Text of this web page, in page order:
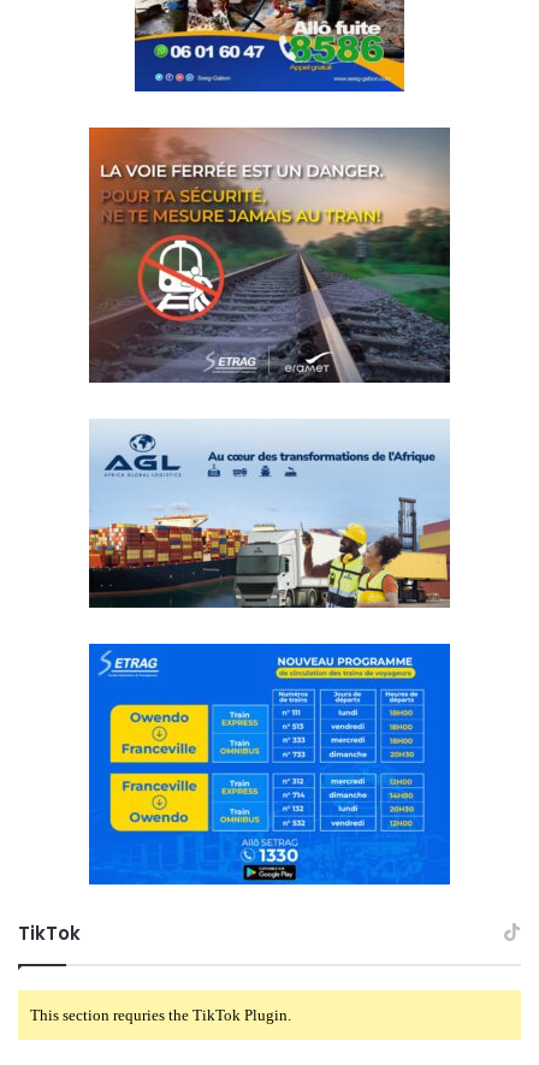
TikTok
This section requries the TikTok Plugin.